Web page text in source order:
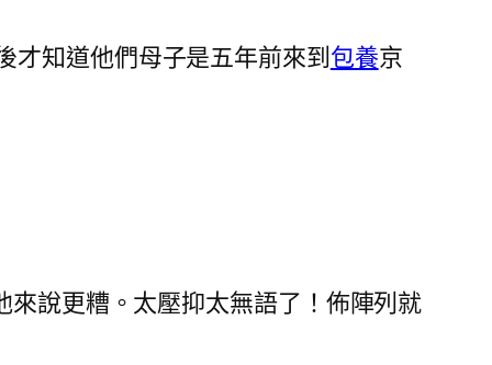
才知道他們母子是五年前來到包養京
說更糟。太壓抑太無語了！佈陣列就